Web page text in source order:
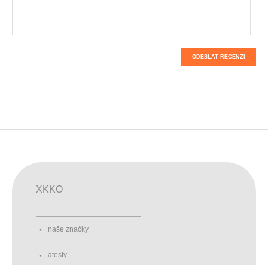
ODESLAT RECENZI
XKKO
naše značky
atesty